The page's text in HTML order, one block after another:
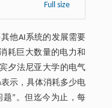
Full size
他AI系统的发展需要
耗巨大数量的电力和
夕法尼亚大学的电气
示，具体消耗多少电
”。但迄今为止，每